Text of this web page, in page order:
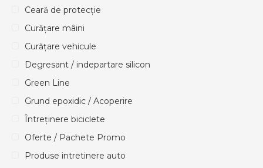
Ceară de protecție
Curățare mâini
Curățare vehicule
Degresant / indepartare silicon
Green Line
Grund epoxidic / Acoperire
Întreținere biciclete
Oferte / Pachete Promo
Produse intretinere auto